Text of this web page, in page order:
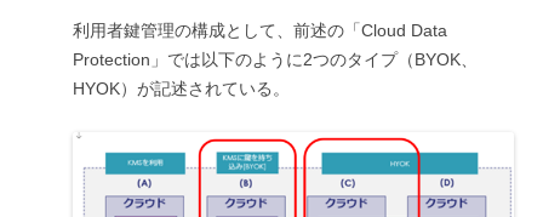
利用者鍵管理の構成として、前述の「Cloud Data
Protection」では以下のように2つのタイプ（BYOK、
HYOK）が記述されている。